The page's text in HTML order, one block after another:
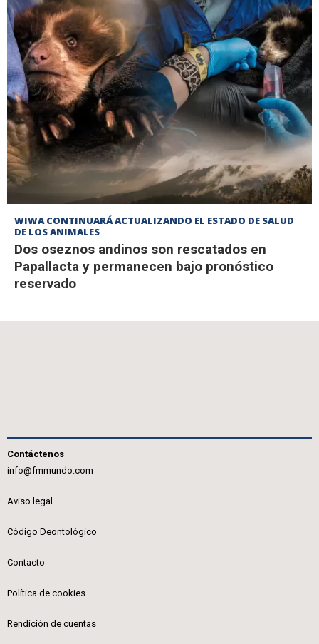
WIWA CONTINUARÁ ACTUALIZANDO EL ESTADO DE SALUD
DE LOS ANIMALES
Dos oseznos andinos son rescatados en
Papallacta y permanecen bajo pronóstico
reservado
Contáctenos
info@fmmundo.com
Aviso legal
Código Deontológico
Contacto
Política de cookies
Rendición de cuentas